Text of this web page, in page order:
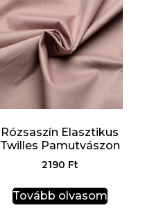
Rózsaszín Elasztikus
Twilles Pamutvászon
2190 Ft
Tovább olvasom